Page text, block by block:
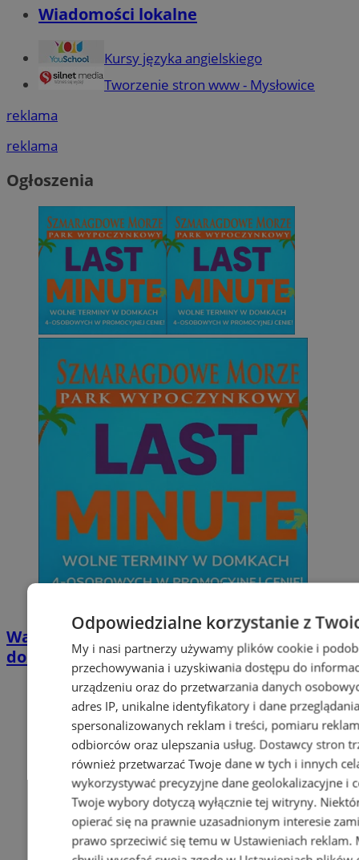
Wiadomości lokalne
Kursy języka angielskiego
Tworzenie stron www - Mysłowice
reklama
reklama
Ogłoszenia
Wakacyjny wypoczynek nad Bałtykiem w
domkach Szmaragdowe Morze
Odpowiedzialne korzystanie z
My i nasi partnerzy używamy plików cookie i
przechowywania i uzyskiwania dostępu do
urządzeniu oraz do przetwarzania danych
adres IP, unikalne identyfikatory i dane
spersonalizowanych reklam i treści, pomiaru
odbiorców oraz ulepszania usług. Dostawcy stron
również przetwarzać Twoje dane w tych i innych
wykorzystywać precyzyjne dane geolokalizacyjne i
Twoje wybory dotyczą wyłącznie tej witryny.
opierać się na prawnie uzasadnionym interesie
prawo sprzeciwić się temu w Ustawieniach reklam.